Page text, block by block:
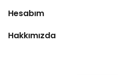
Hesabım
Hakkımızda